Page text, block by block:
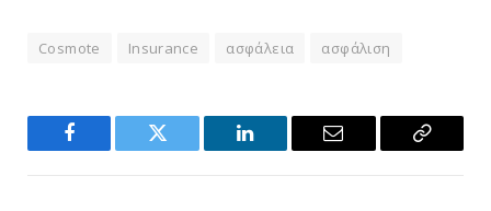
Cosmote Insurance ασφάλεια ασφάλιση
Facebook Twitter LinkedIn Email
Copy